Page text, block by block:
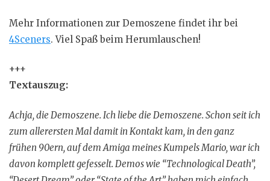
Mehr Informationen zur Demoszene findet ihr bei
4Sceners. Viel Spaß beim Herumlauschen!
+++
Textauszug:
Achja, die Demoszene. Ich liebe die Demoszene. Schon seit ich
zum allerersten Mal damit in Kontakt kam, in den ganz
frühen 90ern, auf dem Amiga meines Kumpels Mario, war ich
davon komplett gefesselt. Demos wie “Technological Death”,